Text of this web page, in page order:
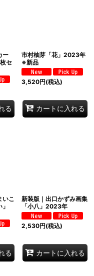
ー
セ
る
市村柚芽「花」2023年
※新品
3,520円(税込)
カートに入れる
こ
る
新装版｜出口かずみ画集
「小八」2023年
2,530円(税込)
カートに入れる